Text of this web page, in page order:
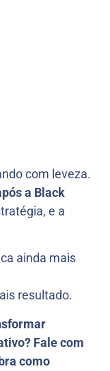
com leveza.
a Black
e a
ainda mais
resultado.
Fale com
como